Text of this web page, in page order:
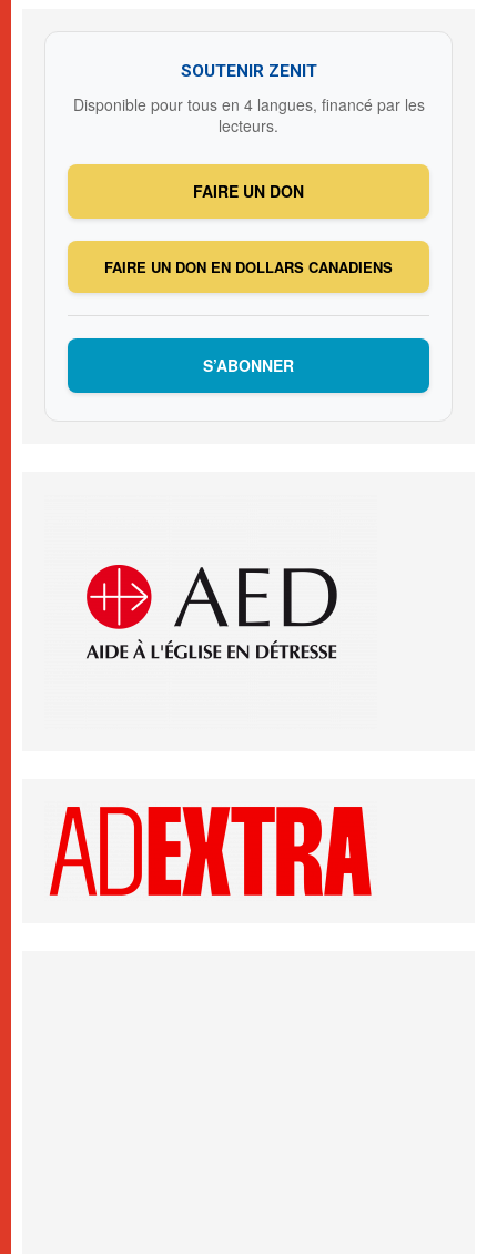
SOUTENIR ZENIT
Disponible pour tous en 4 langues, financé par les
lecteurs.
FAIRE UN DON
FAIRE UN DON EN DOLLARS CANADIENS
S’ABONNER